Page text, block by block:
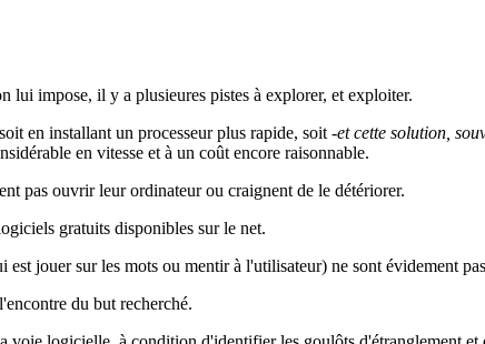
lui impose, il y a plusieures pistes à explorer, et exploiter.
en installant un processeur plus rapide, soit -et cette solution,
en vitesse et à un coût encore raisonnable.
pas ouvrir leur ordinateur ou craignent de le détériorer.
gratuits disponibles sur le net.
jouer sur les mots ou mentir à l'utilisateur) ne sont évidement
du but recherché.